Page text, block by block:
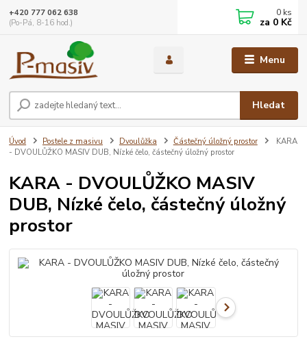
Menu
Hledat
+420 777 062 638
(Po-Pá, 8-16 hod.)
0 ks
za 0 Kč
Úvod Postele z masivu Dvoulůžka Částečný úložný prostor
KARA
- DVOULŮŽKO MASIV DUB, Nízké čelo, částečný úložný prostor
KARA - DVOULŮŽKO MASIV
DUB, Nízké čelo, částečný úložný
prostor